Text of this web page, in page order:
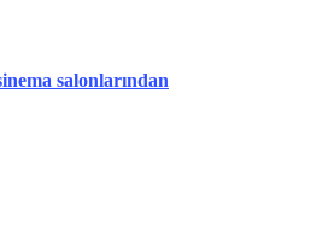
salonlarından